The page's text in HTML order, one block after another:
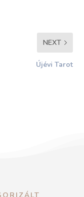
NEXT
Újévi Tarot